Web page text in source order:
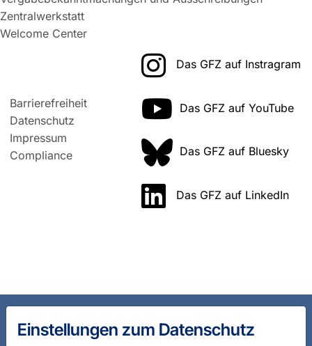
Zentralwerkstatt
Welcome Center
Barrierefreiheit
Datenschutz
Impressum
Compliance
Das GFZ auf Instragram
Das GFZ auf YouTube
Das GFZ auf Bluesky
Das GFZ auf LinkedIn
Einstellungen zum Datenschutz